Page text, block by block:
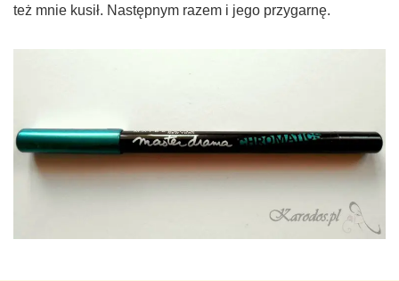
też mnie kusił. Następnym razem i jego przygarnę.